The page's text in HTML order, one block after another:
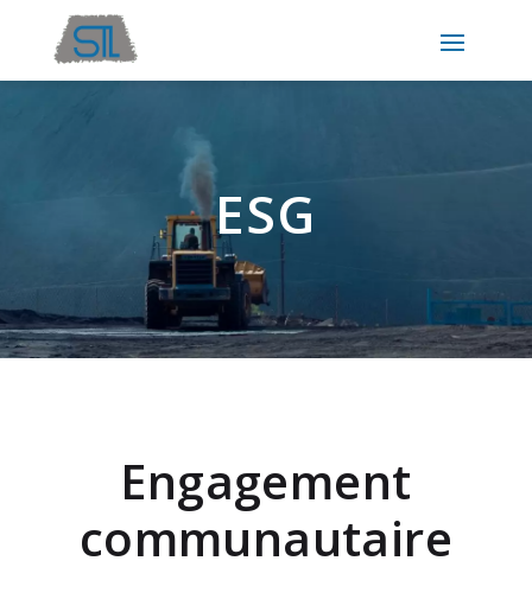
ESG
Engagement
communautaire